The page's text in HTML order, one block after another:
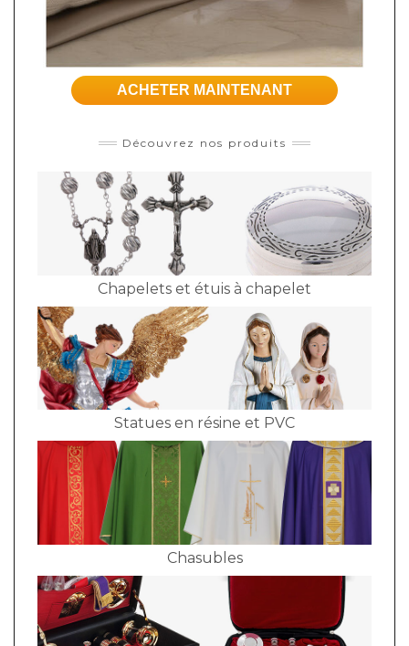
ACHETER MAINTENANT
Découvrez nos produits
Chapelets et étuis à chapelet
Statues en résine et PVC
Chasubles